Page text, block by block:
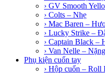
› GV Smooth
› Colts – Nhẹ
› Mac Baren –
› Lucky Strike –
› Captain Black –
› Van Nelle – Nặng
Phụ kiện cuốn tay
› Hộp cuốn – Roll